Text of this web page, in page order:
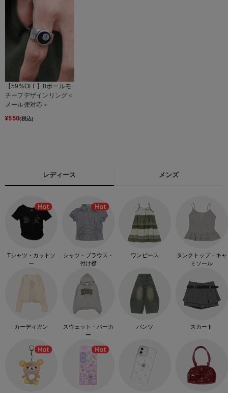
【59%OFF】8ボールモ
チーフデザインリング＜
メール便対応＞
¥550(税込)
レディース メンズ
Tシャツ・カットソ
ー
シャツ・ブラウス・
付け襟
ワンピース
タンクトップ・キャ
ミソール
カーディガン
スウェット・パーカ
ー
パンツ スカート